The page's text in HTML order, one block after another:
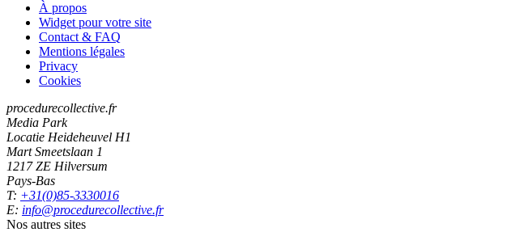
À propos
Widget pour votre site
Contact & FAQ
Mentions légales
Privacy
Cookies
procedurecollective.fr
Media Park
Locatie Heideheuvel H1
Mart Smeetslaan 1
1217 ZE Hilversum
Pays-Bas
T: +31(0)85-3330016
E: info@procedurecollective.fr
Nos autres sites